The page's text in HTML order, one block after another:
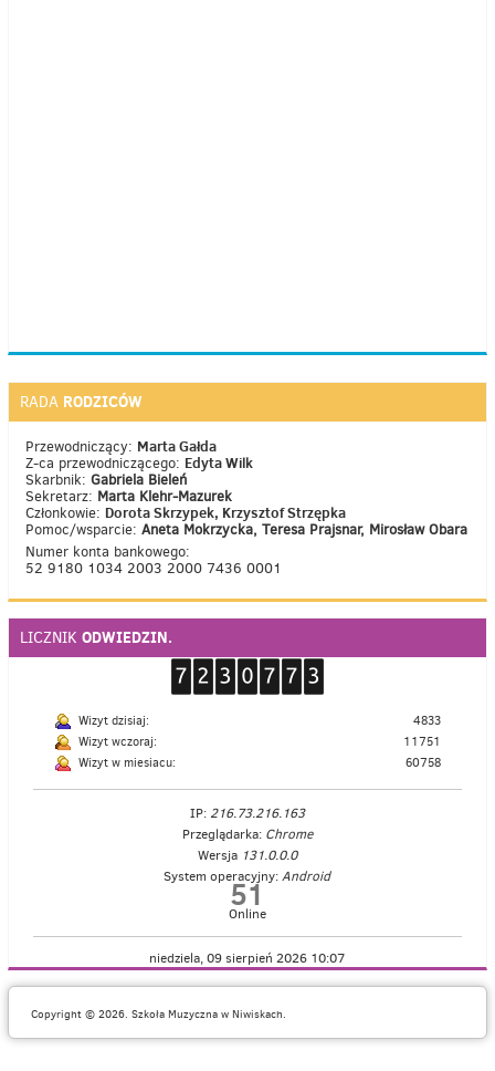
RADA RODZICÓW
Przewodniczący: Marta Gałda
Z-ca przewodniczącego: Edyta Wilk
Skarbnik: Gabriela Bieleń
Sekretarz: Marta Klehr-Mazurek
Członkowie: Dorota Skrzypek, Krzysztof Strzępka
Pomoc/wsparcie: Aneta Mokrzycka, Teresa Prajsnar, Mirosław Obara
Numer konta bankowego:
52 9180 1034 2003 2000 7436 0001
LICZNIK ODWIEDZIN.
Wizyt dzisiaj:
4833
Wizyt wczoraj:
11751
Wizyt w miesiacu:
60758
IP: 216.73.216.163
Przeglądarka: Chrome
Wersja 131.0.0.0
System operacyjny:Android
51
Online
niedziela, 09 sierpień 2026 10:07
Copyright © 2026. Szkoła Muzyczna w Niwiskach.